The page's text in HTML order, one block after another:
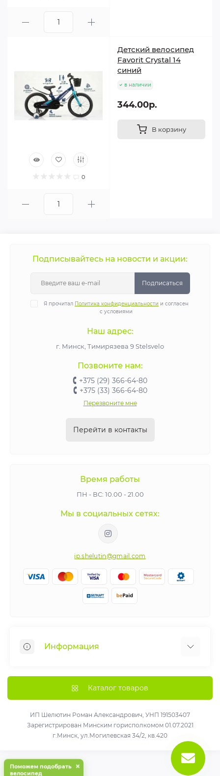
0
Детский велосипед
Favorit Crystal 14
синий
в наличии
344.00р.
В корзину
Подписывайтесь на новости и акции:
Подписаться
Я прочитал Политика конфиденциальности и согласен
с условиями
Наш адрес:
г. Минск, Тимирязева 9 Stelsvelo
Позвоните нам:
+375 (29) 366-64-80
+375 (33) 366-64-80
Перезвоните мне
Перейти в контакты
Время работы
ПН - ВС: 10.00 - 21.00
Мы в социальных сетях:
ip.shelutin@gmail.com
Информация
Как получить больше удовольствия от вашего
нового велосипеда !
О нас
Доставка и оплата
Договор публичной оферты
Каталог товаров
ИП Шелютин Роман Александрович, УНП 191503407
Зарегистрирован Минским горисполкомом 01.07.2021
г.Минск, ул.Могилевская 34/2, кв.420
Поможем подобрать
велосипед
×